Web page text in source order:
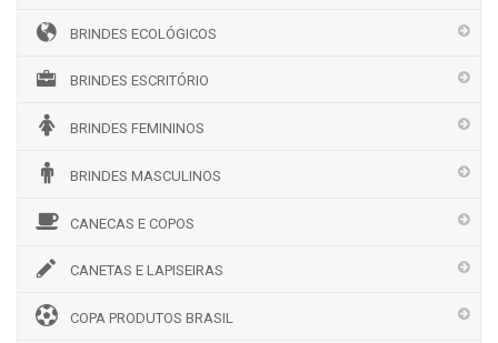
BRINDES ECOLÓGICOS
BRINDES ESCRITÓRIO
BRINDES FEMININOS
BRINDES MASCULINOS
CANECAS E COPOS
CANETAS E LAPISEIRAS
COPA PRODUTOS BRASIL